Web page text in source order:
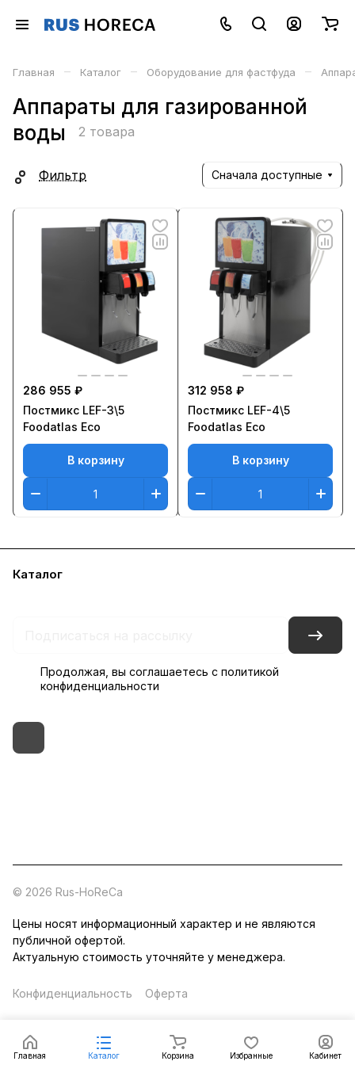
Главная – Каталог – Оборудование для фастфуда –
Аппараты для газированной
воды
2 товара
Фильтр Сначала доступные
286 955 ₽
Постмикс LEF-3\5
Foodatlas Eco
В корзину
312 958 ₽
Постмикс LEF-4\5
Foodatlas Eco
В корзину
Главная Каталог Корзина Избранные Кабинет
Каталог
Продолжая, вы соглашаетесь с политикой
конфиденциальности
© 2026 Rus-HoReCa
Цены носят информационный характер и не являются
публичной офертой.
Актуальную стоимость уточняйте у менеджера.
Конфиденциальность Оферта